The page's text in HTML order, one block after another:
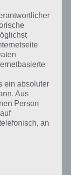
Bildes oder
anderen Spielern
du das nächste
Antworten 94
ist 94
Millionen mal
gehört mit zu den
ein absoluter
Aus
Person
an